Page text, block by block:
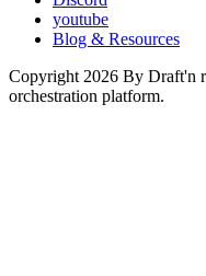
youtube
Blog & Resources
Copyright 2026 By Draft'n
orchestration platform.